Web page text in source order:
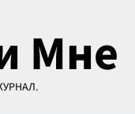
Мне